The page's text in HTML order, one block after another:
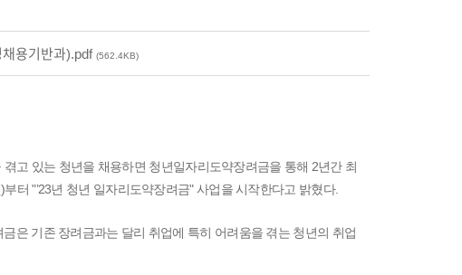
용기반과).pdf (562.4KB)
고 있는 청년을 채용하면 청년일자리도약장려금을 통해 2년간 최
터 "’23년 청년 일자리도약장려금" 사업을 시작한다고 밝혔다.
은 기존 장려금과는 달리 취업에 특히 어려움을 겪는 청년의 취업